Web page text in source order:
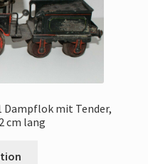
Dampflok mit Tender,
cm lang